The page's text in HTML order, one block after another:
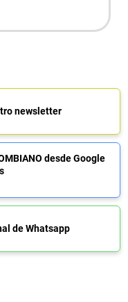
newsletter
desde Google
de Whatsapp